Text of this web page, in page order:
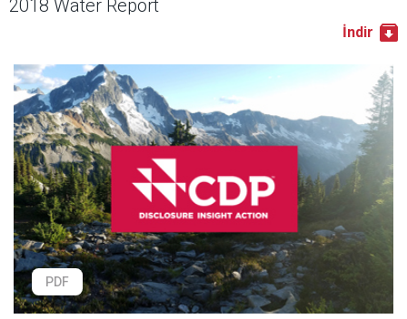
2018 Water Report
İndir
PDF